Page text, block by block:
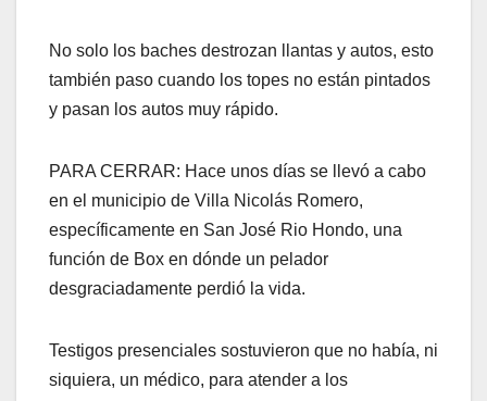
No solo los baches destrozan llantas y autos, esto
también paso cuando los topes no están pintados
y pasan los autos muy rápido.
PARA CERRAR: Hace unos días se llevó a cabo
en el municipio de Villa Nicolás Romero,
específicamente en San José Rio Hondo, una
función de Box en dónde un pelador
desgraciadamente perdió la vida.
Testigos presenciales sostuvieron que no había, ni
siquiera, un médico, para atender a los